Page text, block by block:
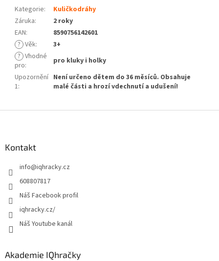
Kategorie:
Kuličkodráhy
Záruka:
2 roky
EAN:
8590756142601
? Věk:
3+
? Vhodné
pro:
pro kluky i holky
Upozornění
1:
Není určeno dětem do 36 měsíců. Obsahuje
malé části a hrozí vdechnutí a udušení!
Kontakt
info@iqhracky.cz
608807817
Náš Facebook profil
iqhracky.cz/
Náš Youtube kanál
Akademie IQhračky